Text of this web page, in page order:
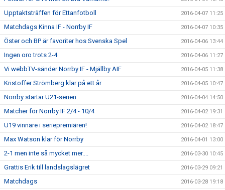
Upptaktsträffen för Ettanfotboll 2016-04-07 11:25
Matchdags Kinna IF - Norrby IF 2016-04-07 10:35
Öster och BP är favoriter hos Svenska Spel 2016-04-06 13:44
Ingen oro trots 2-4 2016-04-06 11:27
Vi webbTV-sänder Norrby IF - Mjällby AIF 2016-04-05 11:38
Kristoffer Strömberg klar på ett år 2016-04-05 10:47
Norrby startar U21-serien 2016-04-04 14:50
Matcher för Norrby IF 2/4 - 10/4 2016-04-02 19:31
U19 vinnare i seriepremiären! 2016-04-02 18:47
Max Watson klar för Norrby 2016-04-01 13:00
2-1 men inte så mycket mer.... 2016-03-30 10:45
Grattis Erik till landslagslägret 2016-03-29 09:21
Matchdags 2016-03-28 19:18